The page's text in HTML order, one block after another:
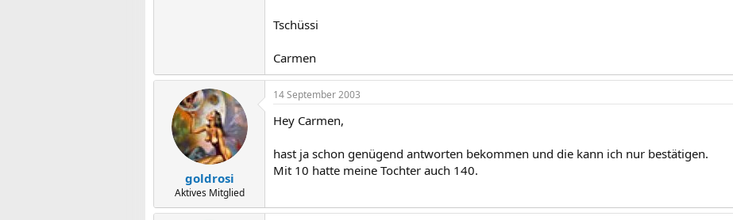
Tschüssi
Carmen
goldrosi
Aktives Mitglied
14 September 2003
Hey Carmen,
hast ja schon genügend antworten bekommen und die kann ich nur bestätigen.
Mit 10 hatte meine Tochter auch 140.